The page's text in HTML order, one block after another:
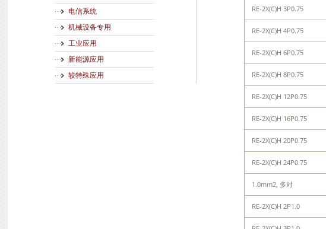
电信系统
机械设备专用
工业应用
新能源应用
较特殊应用
RE-2X(C)H 3P0.75
RE-2X(C)H 4P0.75
RE-2X(C)H 6P0.75
RE-2X(C)H 8P0.75
RE-2X(C)H 12P0.75
RE-2X(C)H 16P0.75
RE-2X(C)H 20P0.75
RE-2X(C)H 24P0.75
1.0mm2, 多对
RE-2X(C)H 2P1.0